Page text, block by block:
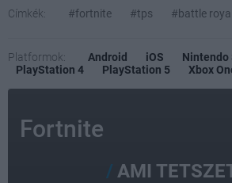
Címkék: #fortnite #tps #battle
Platformok: Android iOS Nintendo
PlayStation 4
PlayStation 5 Xbox
Fortnite
AMI